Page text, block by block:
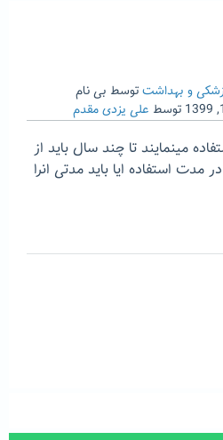
و بهداشتتوسط بی نام
توسط علی یزدی مقدم
مینمایند تا چند سال باید از
استفاده ایا باید مدتی انرا